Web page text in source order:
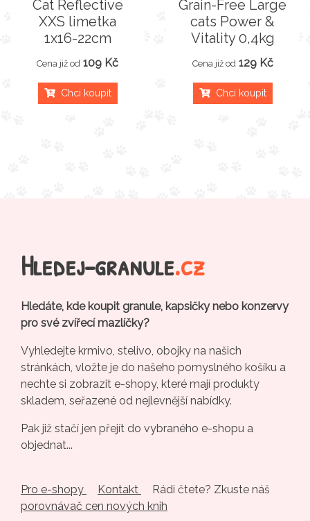
Cat Reflective
XXS limetka
1x16-22cm
Cena již od 109 Kč
Chci koupit
Grain-Free Large
cats Power &
Vitality 0,4kg
Cena již od 129 Kč
Chci koupit
Hledej-granule.cz
Hledáte, kde koupit granule, kapsičky nebo konzervy
pro své zvířecí mazlíčky?
Vyhledejte krmivo, stelivo, obojky na našich
stránkách, vložte je do našeho pomyslného košíku a
nechte si zobrazit e-shopy, které mají produkty
skladem, seřazené od nejlevnější nabídky.
Pak již stačí jen přejít do vybraného e-shopu a
objednat...
Pro e-shopy Kontakt
Rádi čtete? Zkuste náš
porovnávač cen nových knih